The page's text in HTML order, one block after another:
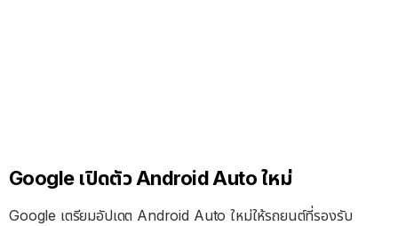
Google เปิดตัว Android Auto ใหม่
Google เตรียมอัปเดต Android Auto ใหม่ให้รถยนต์ที่รองรับ